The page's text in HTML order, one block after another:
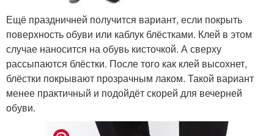
Ещё праздничней получится вариант, если покрыть
поверхность обуви или каблук блёстками. Клей в этом
случае наносится на обувь кисточкой. А сверху
рассыпаются блёстки. После того как клей высохнет,
блёстки покрывают прозрачным лаком. Такой вариант
менее практичный и подойдёт скорей для вечерней
обуви.